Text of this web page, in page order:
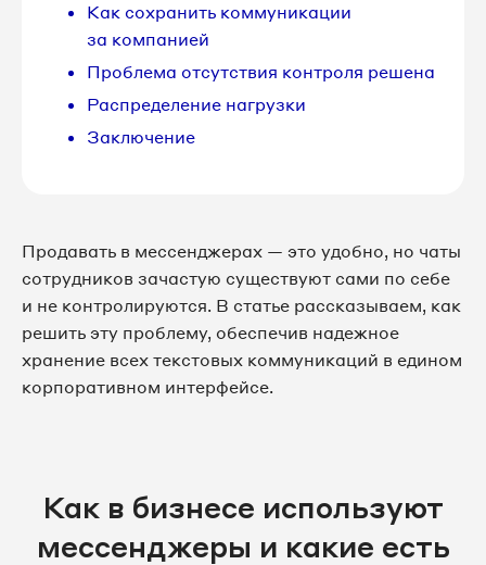
Как сохранить коммуникации
за компанией
Проблема отсутствия контроля решена
Распределение нагрузки
Заключение
Продавать в мессенджерах — это удобно, но чаты
сотрудников зачастую существуют сами по себе
и не контролируются. В статье рассказываем, как
решить эту проблему, обеспечив надежное
хранение всех текстовых коммуникаций в едином
корпоративном интерфейсе.
Как в бизнесе используют
мессенджеры и какие есть